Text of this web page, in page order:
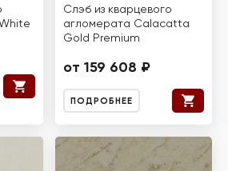
Слэб из кварцевого
агломерата Calacatta
Gold Premium
от 159 608 ₽
ПОДРОБНЕЕ